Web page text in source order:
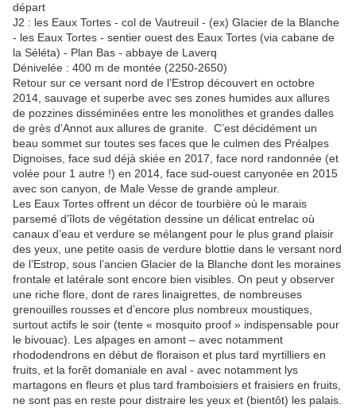
départ
J2 : les Eaux Tortes - col de Vautreuil - (ex) Glacier de la Blanche
- les Eaux Tortes - sentier ouest des Eaux Tortes (via cabane de
la Séléta) - Plan Bas - abbaye de Laverq
Dénivelée : 400 m de montée (2250-2650)
Retour sur ce versant nord de l’Estrop découvert en octobre
2014, sauvage et superbe avec ses zones humides aux allures
de pozzines disséminées entre les monolithes et grandes dalles
de grès d’Annot aux allures de granite. C’est décidément un
beau sommet sur toutes ses faces que le culmen des Préalpes
Dignoises, face sud déjà skiée en 2017, face nord randonnée (et
volée pour 1 autre !) en 2014, face sud-ouest canyonée en 2015
avec son canyon, de Male Vesse de grande ampleur.
Les Eaux Tortes offrent un décor de tourbière où le marais
parsemé d’îlots de végétation dessine un délicat entrelac où
canaux d’eau et verdure se mélangent pour le plus grand plaisir
des yeux, une petite oasis de verdure blottie dans le versant nord
de l’Estrop, sous l’ancien Glacier de la Blanche dont les moraines
frontale et latérale sont encore bien visibles. On peut y observer
une riche flore, dont de rares linaigrettes, de nombreuses
grenouilles rousses et d’encore plus nombreux moustiques,
surtout actifs le soir (tente « mosquito proof » indispensable pour
le bivouac). Les alpages en amont – avec notamment
rhododendrons en début de floraison et plus tard myrtilliers en
fruits, et la forêt domaniale en aval - avec notamment lys
martagons en fleurs et plus tard framboisiers et fraisiers en fruits,
ne sont pas en reste pour distraire les yeux et (bientôt) les palais.